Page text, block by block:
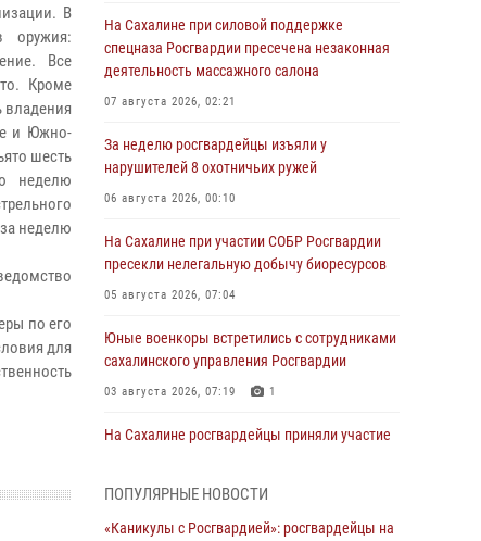
В
оружия:
Все
Кроме
владения
и Южно-
шесть
неделю
неделю
по его
для
На Сахалине при силовой поддержке
спецназа Росгвардии пресечена незаконная
деятельность массажного салона
07 августа 2026, 02:21
За неделю росгвардейцы изъяли у
нарушителей 8 охотничьих ружей
06 августа 2026, 00:10
На Сахалине при участии СОБР Росгвардии
пресекли нелегальную добычу биоресурсов
05 августа 2026, 07:04
Юные военкоры встретились с сотрудниками
сахалинского управления Росгвардии
03 августа 2026, 07:19 1
На Сахалине росгвардейцы приняли участие
ПОПУЛЯРНЫЕ НОВОСТИ
«Каникулы с Росгвардией»: росгвардейцы на